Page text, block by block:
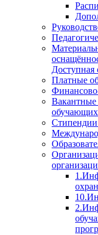
Доступная
Платные
Вакантные